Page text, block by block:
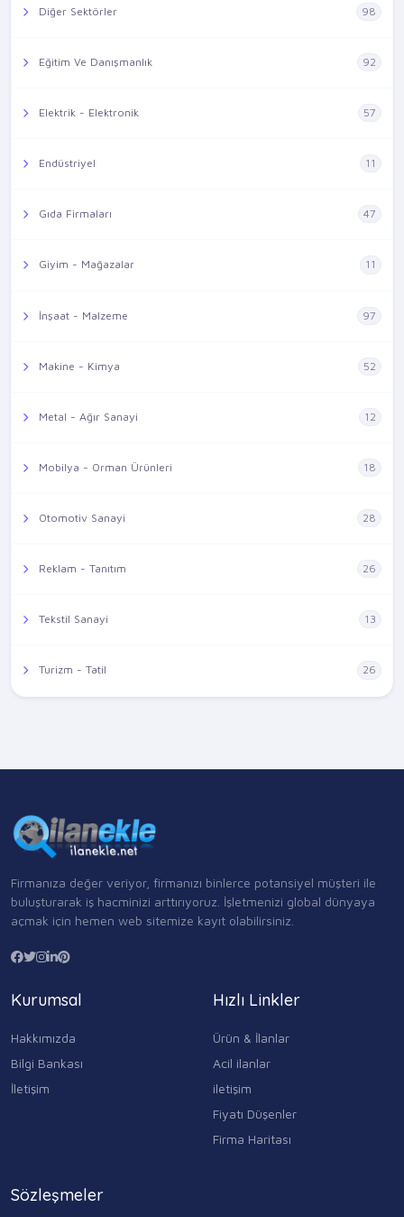
Diğer Sektörler 98
Eğitim Ve Danışmanlık 92
Elektrik - Elektronik 57
Endüstriyel 11
Gıda Firmaları 47
Giyim - Mağazalar 11
İnşaat - Malzeme 97
Makine - Kimya 52
Metal - Ağır Sanayi 12
Mobilya - Orman Ürünleri 18
Otomotiv Sanayi 28
Reklam - Tanıtım 26
Tekstil Sanayi 13
Turizm - Tatil 26
Firmanıza değer veriyor, firmanızı binlerce potansiyel müşteri ile
buluşturarak iş hacminizi arttırıyoruz. İşletmenizi global dünyaya
açmak için hemen web sitemize kayıt olabilirsiniz.
Kurumsal
Hakkımızda
Bilgi Bankası
İletişim
Hızlı Linkler
Ürün & İlanlar
Acil ilanlar
iletişim
Fiyatı Düşenler
Firma Haritası
Sözleşmeler